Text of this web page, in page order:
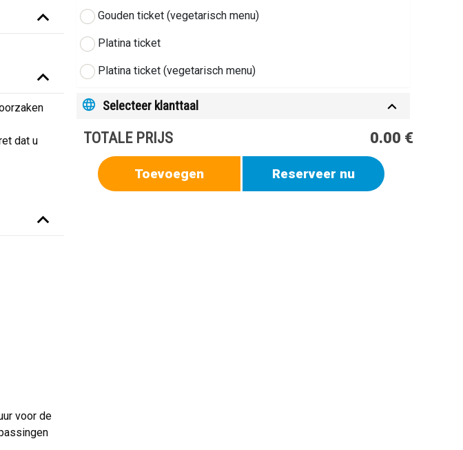
dat u
voor de
Gouden ticket (vegetarisch menu)
Platina ticket
Platina ticket (vegetarisch menu)
Selecteer klanttaal
TOTALE PRIJS 0.00 €
Toevoegen Reserveer nu